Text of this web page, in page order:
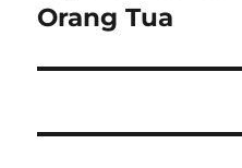
Orang Tua